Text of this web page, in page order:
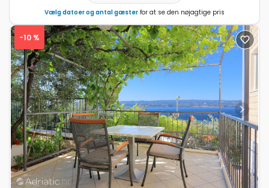
Vælg datoer og antal gæster for at se den nøjagtige pris
Previous Next
-10 %